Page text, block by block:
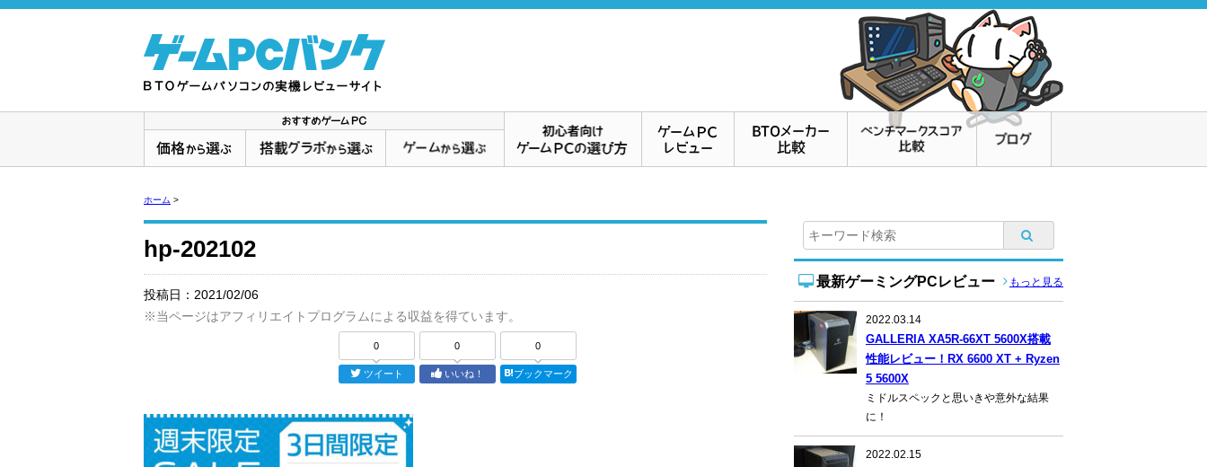
ホーム >
hp-202102
投稿日： 2021/02/06
※当ページはアフィリエイトプログラムによる収益を得ています。
0
ツイート
0
いいね！
0
ブックマーク
最新ゲーミングPCレビュー もっと見る
2022.03.14
GALLERIA XA5R-66XT 5600X搭載
性能レビュー！RX 6600 XT + Ryzen
5 5600X
ミドルスペックと思いきや意外な結果
に！
2022.02.15